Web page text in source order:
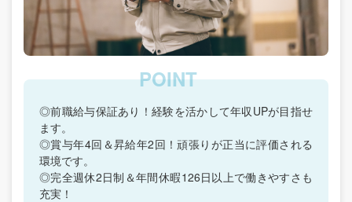
◎前職給与保証あり！経験を活かして年収UPが目指せ
ます。
◎賞与年4回＆昇給年2回！頑張りが正当に評価される
環境です。
◎完全週休2日制＆年間休暇126日以上で働きやすさも
充実！